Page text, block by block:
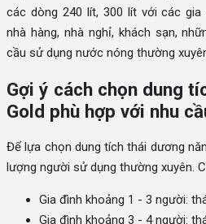
các dòng 240 lít, 300 lít với các gia
nhà hàng, nhà nghỉ, khách sạn,
cầu sử dụng nước nóng thường
Gợi ý cách chọn dung
Gold phù hợp với nhu
Để lựa chọn dung tích thái dương
lượng người sử dụng thường xuyên.
Gia đình khoảng 1 - 3 người:
Gia đình khoảng 3 - 4 người: